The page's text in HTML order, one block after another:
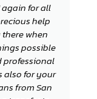
again for all
help
when
possible
professional
also for your
from San